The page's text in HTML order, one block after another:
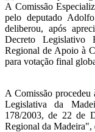
A Comissão
pelo deputado
deliberou, após
Decreto Legislativo
Regional de Apoio à
para votação final
A Comissão procedeu
Legislativa da
178/2003, de 22 de
Regional da Madeira",